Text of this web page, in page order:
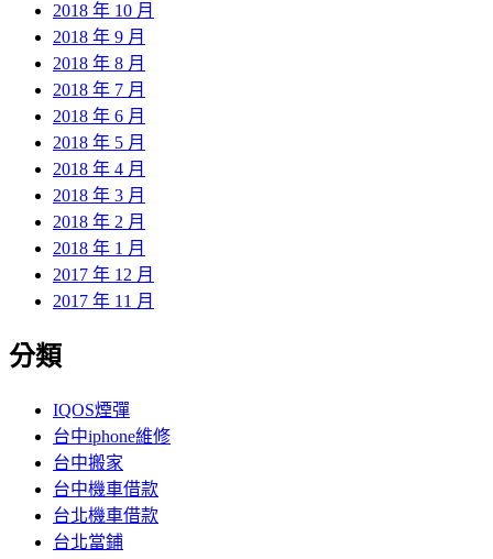
2018 年 10 月
2018 年 9 月
2018 年 8 月
2018 年 7 月
2018 年 6 月
2018 年 5 月
2018 年 4 月
2018 年 3 月
2018 年 2 月
2018 年 1 月
2017 年 12 月
2017 年 11 月
分類
IQOS煙彈
台中iphone維修
台中搬家
台中機車借款
台北機車借款
台北當鋪